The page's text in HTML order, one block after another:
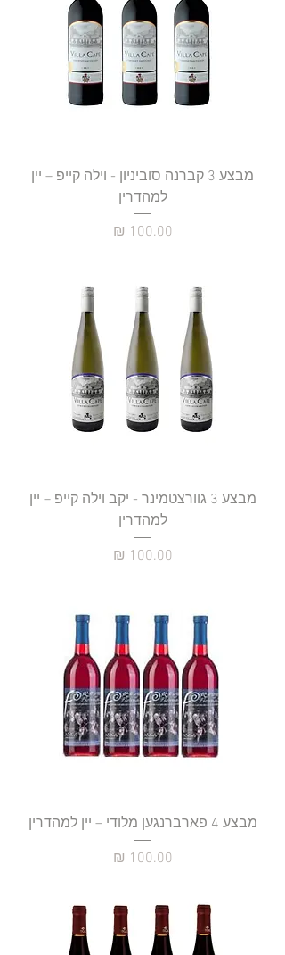
מבצע 3 קברנה סוביניון - וילה קייפ – יין
למהדרין
מחיר
מבצע 3 גוורצטמינר - יקב וילה קייפ – יין
למהדרין
מחיר
מבצע 4 פארברנגען מלודי – יין למהדרין
מחיר